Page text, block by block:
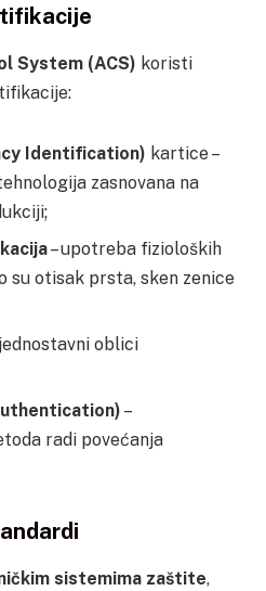
System (ACS) koristi
Identification) kartice –
zasnovana na
– upotreba fizioloških
su otisak prsta, sken zenice
oblici
–
radi povećanja
sistemima zaštite,